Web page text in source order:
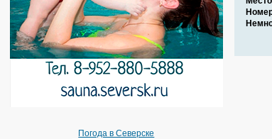
Погода в Северске